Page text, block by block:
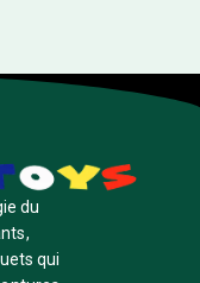
du
qui